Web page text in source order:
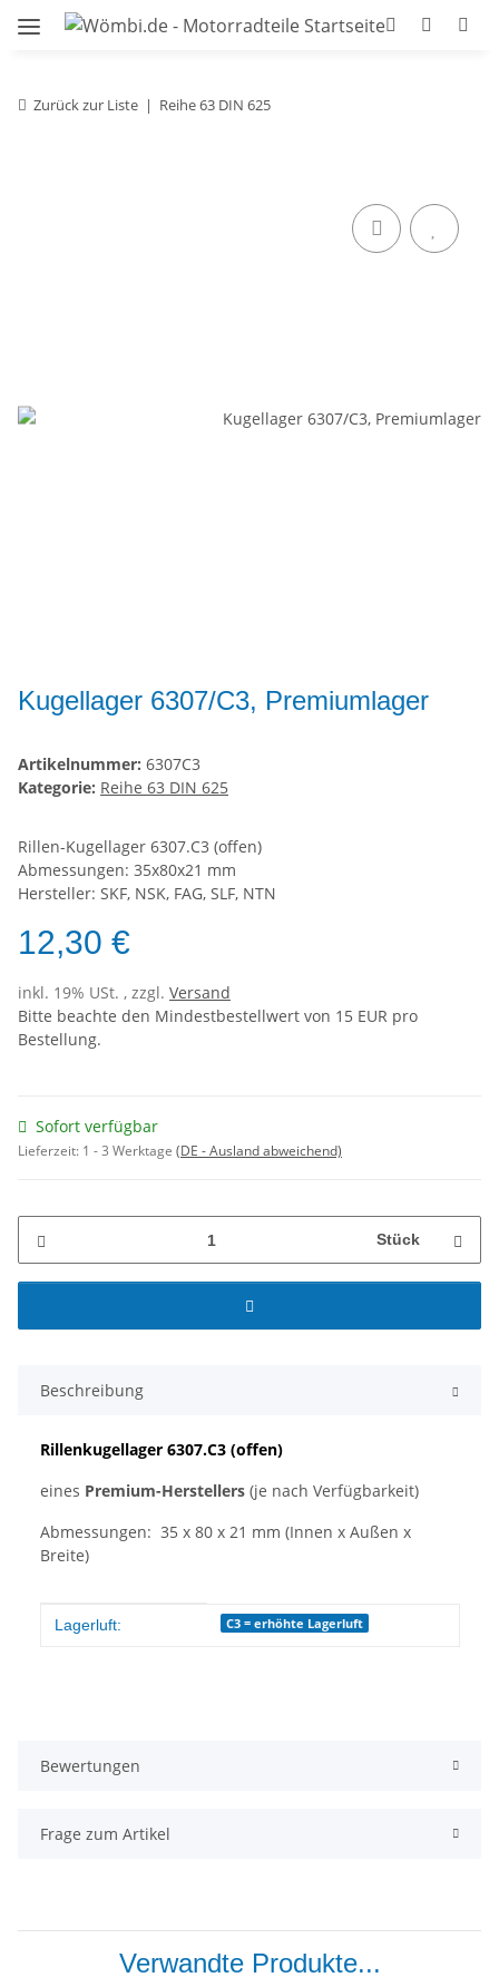
Zurück zur Liste Reihe 63 DIN 625
Kugellager 6307/C3, Premiumlager
Artikelnummer: 6307C3
Kategorie: Reihe 63 DIN 625
Rillen-Kugellager 6307.C3 (offen)
Abmessungen: 35x80x21 mm
Hersteller: SKF, NSK, FAG, SLF, NTN
12,30 €
inkl. 19% USt. , zzgl. Versand
Bitte beachte den Mindestbestellwert von 15 EUR pro
Bestellung.
Sofort verfügbar
Lieferzeit: 1 - 3 Werktage (DE - Ausland abweichend)
Stück
Beschreibung
Rillenkugellager 6307.C3 (offen)
eines Premium-Herstellers (je nach Verfügbarkeit)
Abmessungen: 35 x 80 x 21 mm (Innen x Außen x
Breite)
Produkteigenschaft
Wert
Lagerluft: C3 = erhöhte Lagerluft
Bewertungen
Frage zum Artikel
Verwandte Produkte...